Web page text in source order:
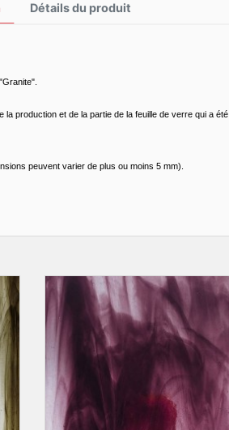
Détails du produit
production et de la partie de la feuille de verre qui a été
peuvent varier de plus ou moins 5 mm).